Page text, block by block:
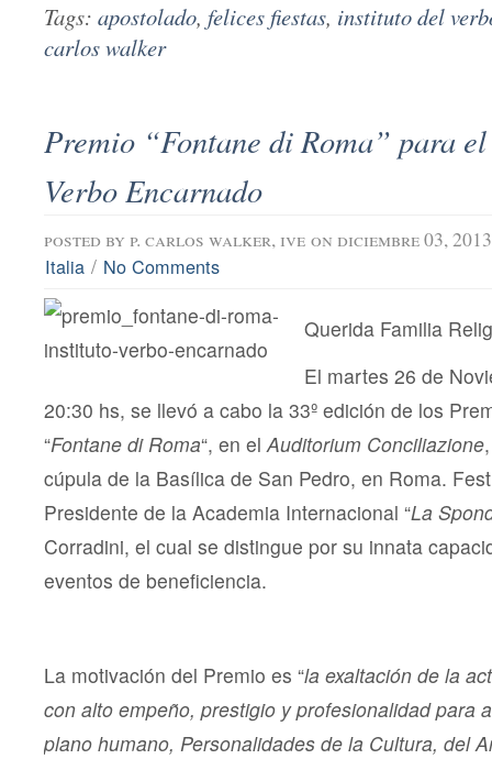
Tags: apostolado, felices fiestas, instituto del
carlos walker
Premio “Fontane di Roma” para
Verbo Encarnado
posted by p. carlos walker, ive on diciembre 03, 2013
Italia / No Comments
Querida Familia
El martes 26 de
20:30 hs, se llevó a cabo la 33º edición de los
“Fontane di Roma“, en elAuditorium Conciliazione
cúpula de la Basílica de San Pedro, en Roma.
Presidente de la Academia Internacional “La
Corradini, el cual se distingue por su innata
eventos de beneficiencia.
La motivación del Premio es “la exaltación de la
con alto empeño, prestigio y profesionalidad para
plano humano, Personalidades de la Cultura, del